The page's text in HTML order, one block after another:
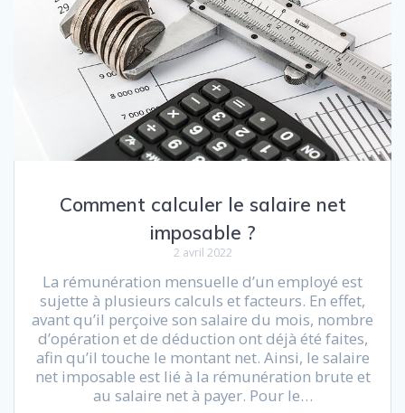
Comment calculer le salaire net
imposable ?
2 avril 2022
La rémunération mensuelle d’un employé est
sujette à plusieurs calculs et facteurs. En effet,
avant qu’il perçoive son salaire du mois, nombre
d’opération et de déduction ont déjà été faites,
afin qu’il touche le montant net. Ainsi, le salaire
net imposable est lié à la rémunération brute et
au salaire net à payer. Pour le…